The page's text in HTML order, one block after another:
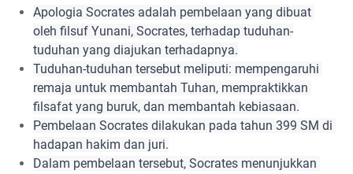
Apologia Socrates adalah pembelaan yang dibuat
oleh filsuf Yunani, Socrates, terhadap tuduhan-
tuduhan yang diajukan terhadapnya.
Tuduhan-tuduhan tersebut meliputi: mempengaruhi
remaja untuk membantah Tuhan, mempraktikkan
filsafat yang buruk, dan membantah kebiasaan.
Pembelaan Socrates dilakukan pada tahun 399 SM di
hadapan hakim dan juri.
Dalam pembelaan tersebut, Socrates menunjukkan